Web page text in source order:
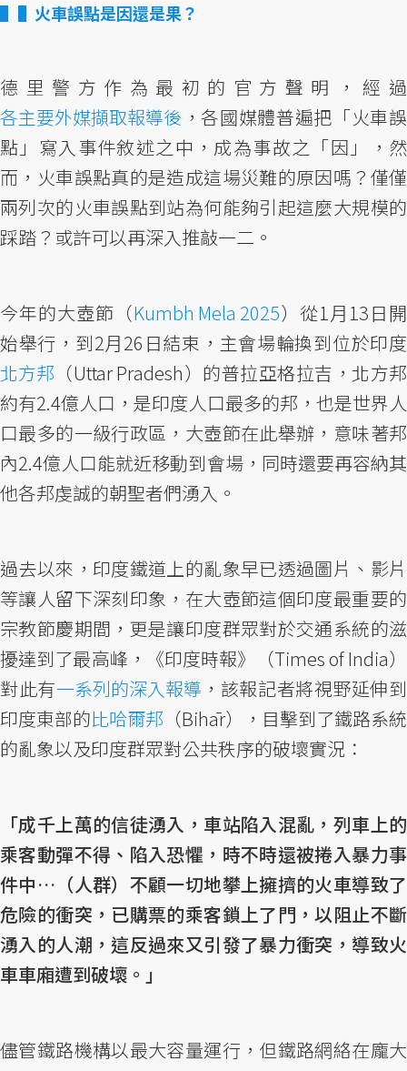
▌火車誤點是因還是果？
德里警方作為最初的官方聲明，經過
各主要外媒擷取報導後 ，各國媒體普遍把「火車誤
點」寫入事件敘述之中，成為事故之「因」，然
而，火車誤點真的是造成這場災難的原因嗎？僅僅
兩列次的火車誤點到站為何能夠引起這麼大規模的
踩踏？或許可以再深入推敲一二。
今年的大壺節（Kumbh Mela 2025）從1月13日開
始舉行，到2月26日結束，主會場輪換到位於印度
北方邦 （Uttar Pradesh）的普拉亞格拉吉，北方邦
約有2.4億人口，是印度人口最多的邦，也是世界人
口最多的一級行政區，大壺節在此舉辦，意味著邦
內2.4億人口能就近移動到會場，同時還要再容納其
他各邦虔誠的朝聖者們湧入。
過去以來，印度鐵道上的亂象早已透過圖片、影片
等讓人留下深刻印象，在大壺節這個印度最重要的
宗教節慶期間，更是讓印度群眾對於交通系統的滋
擾達到了最高峰，《印度時報》（Times of India）
對此有一系列的深入報導 ，該報記者將視野延伸到
印度東部的比哈爾邦 （Bihār‎），目擊到了鐵路系統
的亂象以及印度群眾對公共秩序的破壞實況：
「成千上萬的信徒湧入，車站陷入混亂，列車上的
乘客動彈不得、陷入恐懼，時不時還被捲入暴力事
件中…（人群）不顧一切地攀上擁擠的火車導致了
危險的衝突，已購票的乘客鎖上了門，以阻止不斷
湧入的人潮，這反過來又引發了暴力衝突，導致火
車車廂遭到破壞。」
儘管鐵路機構以最大容量運行，但鐵路網絡在龐大